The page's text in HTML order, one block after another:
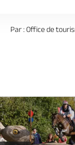
Par : Office de